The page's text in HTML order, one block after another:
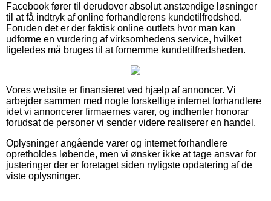
Facebook fører til derudover absolut anstændige løsninger
til at få indtryk af online forhandlerens kundetilfredshed.
Foruden det er der faktisk online outlets hvor man kan
udforme en vurdering af virksomhedens service, hvilket
ligeledes må bruges til at fornemme kundetilfredsheden.
Vores website er finansieret ved hjælp af annoncer. Vi
arbejder sammen med nogle forskellige internet forhandlere
idet vi annoncerer firmaernes varer, og indhenter honorar
forudsat de personer vi sender videre realiserer en handel.
Oplysninger angående varer og internet forhandlere
opretholdes løbende, men vi ønsker ikke at tage ansvar for
justeringer der er foretaget siden nyligste opdatering af de
viste oplysninger.